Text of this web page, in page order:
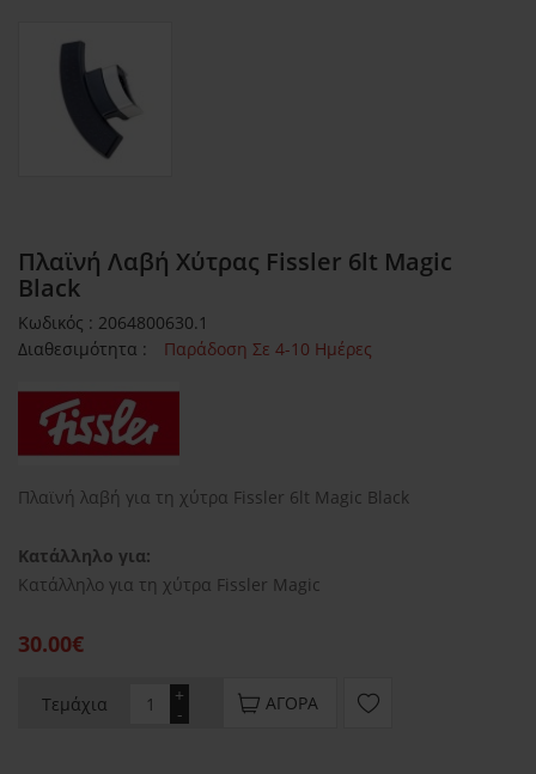
Πλαϊνή Λαβή Χύτρας Fissler 6lt Magic
Black
Κωδικός : 2064800630.1
Διαθεσιμότητα :
Παράδοση Σε 4-10 Ημέρες
Πλαϊνή λαβή για τη χύτρα Fissler 6lt Magic Black
Κατάλληλο για:
Κατάλληλο για τη χύτρα Fissler Magic
30.00€
Τεμάχια -
+ ΑΓΟΡΆ